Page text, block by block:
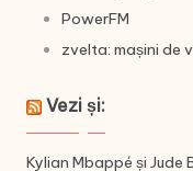
PowerFM
zvelta: mașini de
Vezi și:
Kylian Mbappé și Jude